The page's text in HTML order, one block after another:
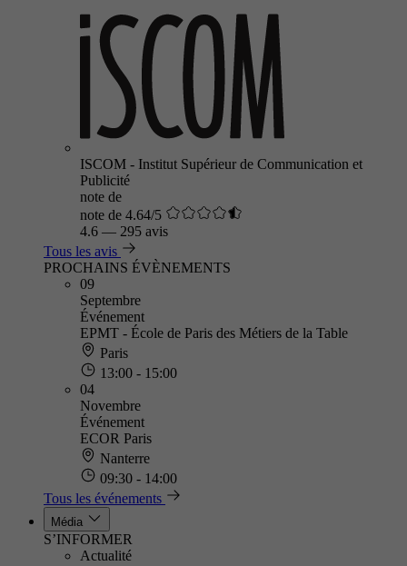
ISCOM - Institut Supérieur de Communication et
Publicité
note de
note de 4.64/5
4.6 — 295 avis
Tous les avis
PROCHAINS ÉVÈNEMENTS
09
Septembre
Événement
EPMT - École de Paris des Métiers de la Table
Paris
13:00 - 15:00
04
Novembre
Événement
ECOR Paris
Nanterre
09:30 - 14:00
Tous les événements
Média
S’INFORMER
Actualité